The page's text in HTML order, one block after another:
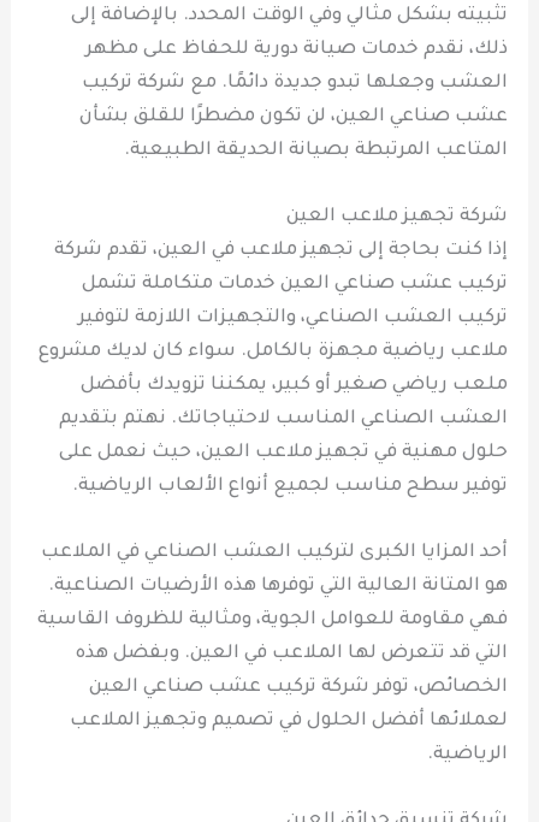
تثبيته بشكل مثالي وفي الوقت المحدد. بالإضافة إلى
ذلك، نقدم خدمات صيانة دورية للحفاظ على مظهر
العشب وجعلها تبدو جديدة دائمًا. مع شركة تركيب
عشب صناعي العين، لن تكون مضطرًا للقلق بشأن
المتاعب المرتبطة بصيانة الحديقة الطبيعية.
شركة تجهيز ملاعب العين
إذا كنت بحاجة إلى تجهيز ملاعب في العين، تقدم شركة
تركيب عشب صناعي العين خدمات متكاملة تشمل
تركيب العشب الصناعي، والتجهيزات اللازمة لتوفير
ملاعب رياضية مجهزة بالكامل. سواء كان لديك مشروع
ملعب رياضي صغير أو كبير، يمكننا تزويدك بأفضل
العشب الصناعي المناسب لاحتياجاتك. نهتم بتقديم
حلول مهنية في تجهيز ملاعب العين، حيث نعمل على
توفير سطح مناسب لجميع أنواع الألعاب الرياضية.
أحد المزايا الكبرى لتركيب العشب الصناعي في الملاعب
هو المتانة العالية التي توفرها هذه الأرضيات الصناعية.
فهي مقاومة للعوامل الجوية، ومثالية للظروف القاسية
التي قد تتعرض لها الملاعب في العين. وبفضل هذه
الخصائص، توفر شركة تركيب عشب صناعي العين
لعملائها أفضل الحلول في تصميم وتجهيز الملاعب
الرياضية.